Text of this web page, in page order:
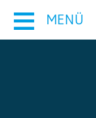
≡ MENÜ